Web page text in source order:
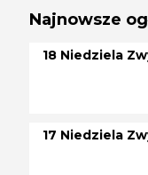
Najnowsze
18 Niedziela
17 Niedziela